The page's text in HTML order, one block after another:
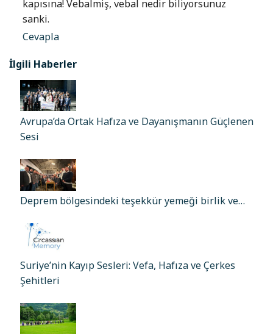
kapısına! Vebalmiş, vebal nedir biliyorsunuz
sanki.
Cevapla
İlgili Haberler
Avrupa’da Ortak Hafıza ve Dayanışmanın Güçlenen
Sesi
Deprem bölgesindeki teşekkür yemeği birlik ve…
Suriye’nin Kayıp Sesleri: Vefa, Hafıza ve Çerkes
Şehitleri